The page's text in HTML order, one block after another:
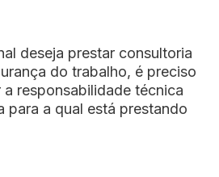
deseja prestar consultoria
do trabalho, é preciso
a responsabilidade técnica
para a qual está prestando